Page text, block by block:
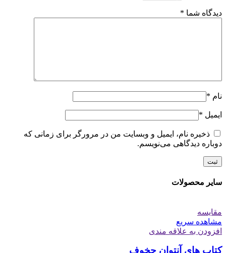
دیدگاه شما *
نام *
ایمیل *
ذخیره نام، ایمیل و وبسایت من در مرورگر برای زمانی که
دوباره دیدگاهی می‌نویسم.
سایر محصولات
مقایسه
مشاهده سریع
افزودن به علاقه مندی
کتاب های آنتوان چخوف